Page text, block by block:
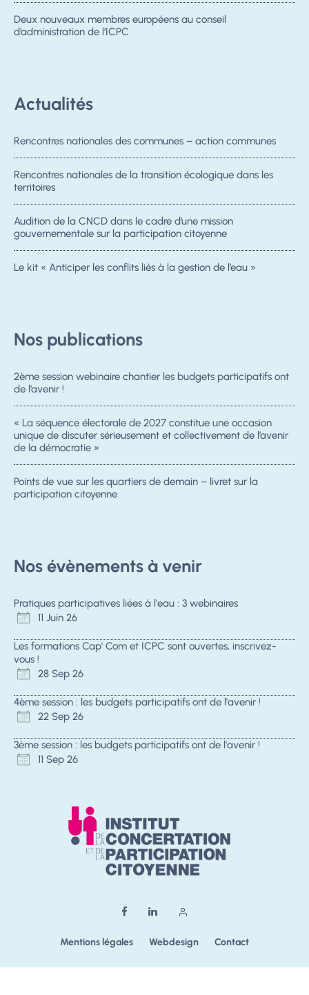
Deux nouveaux membres européens au conseil
d’administration de l’ICPC
Actualités
Rencontres nationales des communes – action communes
Rencontres nationales de la transition écologique dans les
territoires
Audition de la CNCD dans le cadre d’une mission
gouvernementale sur la participation citoyenne
Le kit « Anticiper les conflits liés à la gestion de l’eau »
Nos publications
2ème session webinaire chantier les budgets participatifs ont
de l’avenir !
« La séquence électorale de 2027 constitue une occasion
unique de discuter sérieusement et collectivement de l’avenir
de la démocratie »
Points de vue sur les quartiers de demain – livret sur la
participation citoyenne
Nos évènements à venir
Pratiques participatives liées à l'eau : 3 webinaires
11 Juin 26
Les formations Cap' Com et ICPC sont ouvertes, inscrivez-
vous !
28 Sep 26
4ème session : les budgets participatifs ont de l'avenir !
22 Sep 26
3ème session : les budgets participatifs ont de l'avenir !
11 Sep 26
Mentions légales Webdesign Contact